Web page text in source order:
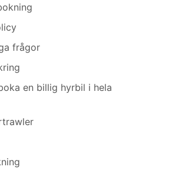
frågor
en billig hyrbil i hela